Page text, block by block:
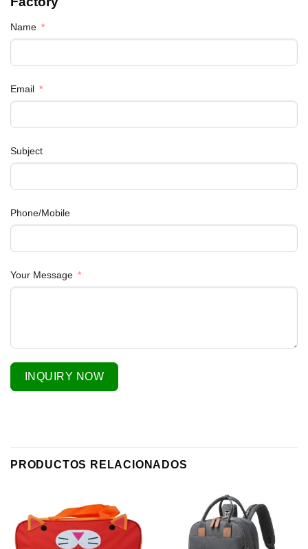
Name
Email
Subject
Phone/Mobile
Your Message
INQUIRY NOW
PRODUCTOS RELACIONADOS